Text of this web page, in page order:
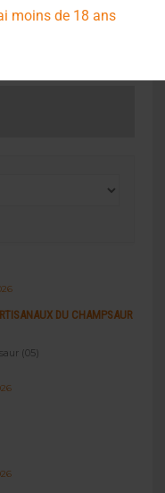
moins de 18 ans
DU CHAMPSAUR
(05)